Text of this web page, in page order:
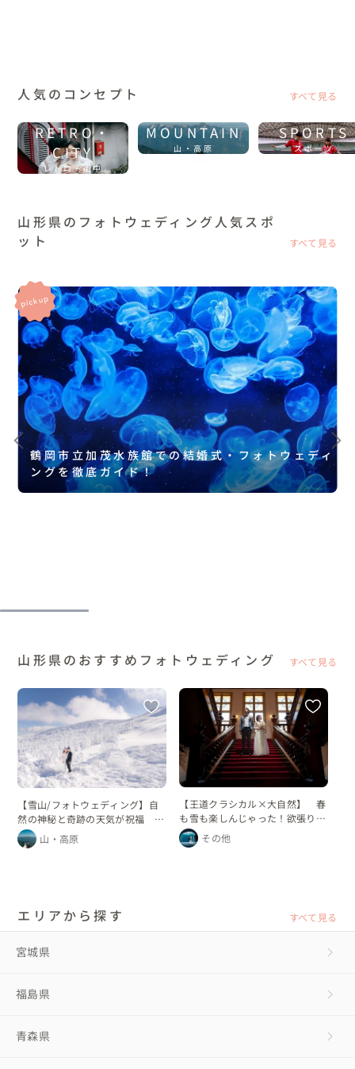
人気のコンセプト すべて見る
RETRO・
CITY
レトロ・街中
MOUNTAIN
山・高原
SPORTS
スポーツ
山形県のフォトウェディング人気スポ
ット
すべて見る
鶴岡市立加茂水族館での結婚式・フォトウェディ
ングを徹底ガイド！
山形県のおすすめフォトウェディング すべて見る
【雪山/フォトウェディング】自
然の神秘と奇跡の天気が祝福 樹
氷の中で叶える夢の1日
山・高原
【王道クラシカル×大自然】 春
も雪も楽しんじゃった！欲張りフ
ォトウェディング
その他
エリアから探す すべて見る
宮城県
福島県
青森県